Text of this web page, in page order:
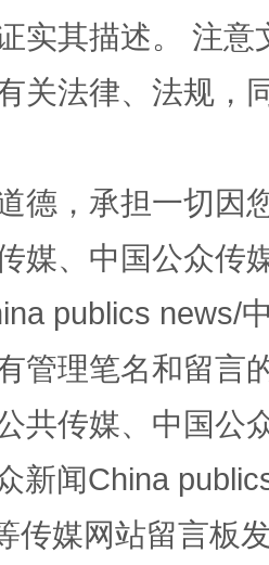
实其描述。 注
关法律、法规，
德，承担一切因
媒、中国公众传
publics news/
管理笔名和留言
共传媒、中国公
新闻China
传媒网站留言板